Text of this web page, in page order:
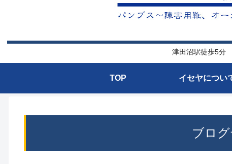
津田沼駅徒歩5分
TOP イセヤについ
ブロ